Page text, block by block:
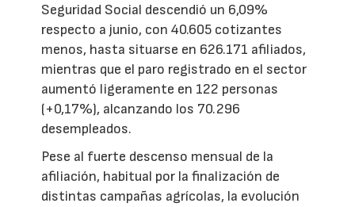
Seguridad Social descendió un 6,09%
respecto a junio, con 40.605 cotizantes
menos, hasta situarse en 626.171 afiliados,
mientras que el paro registrado en el sector
aumentó ligeramente en 122 personas
(+0,17%), alcanzando los 70.296
desempleados.
Pese al fuerte descenso mensual de la
afiliación, habitual por la finalización de
distintas campañas agrícolas, la evolución